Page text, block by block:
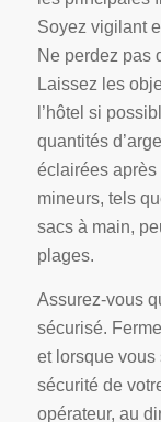
Soyez vigilant
Ne perdez pas
Laissez les
l’hôtel si
quantités
éclairées
mineurs, tels
sacs à main,
plages.
Assurez-vous
sécurisé.
et lorsque vous
sécurité de
opérateur, au